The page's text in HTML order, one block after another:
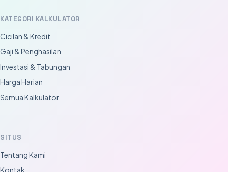
KATEGORI KALKULATOR
Cicilan & Kredit
Gaji & Penghasilan
Investasi & Tabungan
Harga Harian
Semua Kalkulator
SITUS
Tentang Kami
Kontak